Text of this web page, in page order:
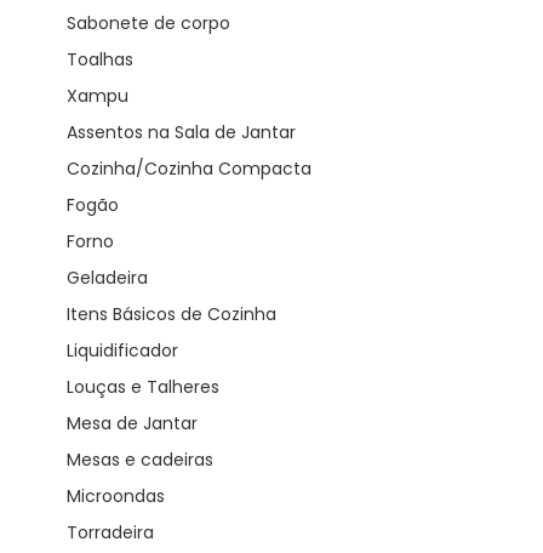
Sabonete de corpo
Toalhas
Xampu
Assentos na Sala de Jantar
Cozinha/Cozinha Compacta
Fogão
Forno
Geladeira
Itens Básicos de Cozinha
Liquidificador
Louças e Talheres
Mesa de Jantar
Mesas e cadeiras
Microondas
Torradeira